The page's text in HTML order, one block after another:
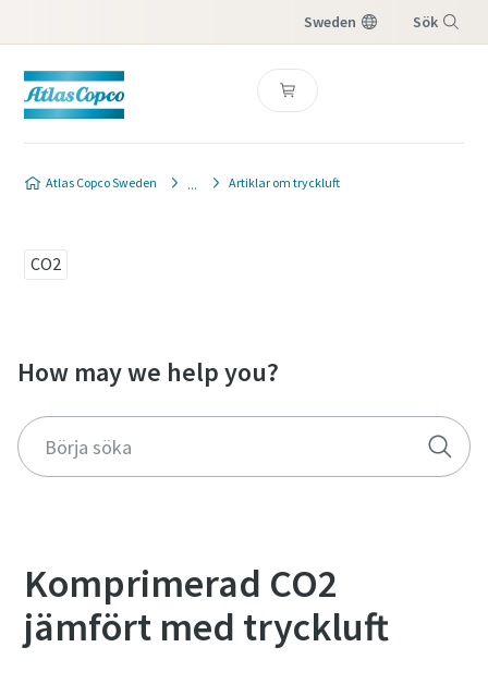
Sweden Sök
Atlas Copco Sweden Artiklar om tryckluft
CO2
How may we help you?
Komprimerad CO2
jämfört med tryckluft